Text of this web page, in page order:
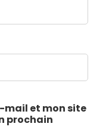
mail et mon site
prochain